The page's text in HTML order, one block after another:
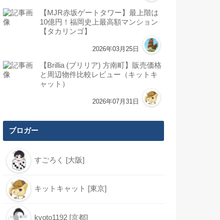
【MJR赤坂ゲートタワー】最上階は
10億円！福岡史上最高額マンション
【タカリンゴ】
2026年03月25日
【Brillia (ブリリア) 方南町】販売価格
と周辺物件比較レビュー（キットキ
ャット）
2026年07月31日
ブロガー
すごろく [大阪]
キットキャット [東京]
kyoto1192 [京都]